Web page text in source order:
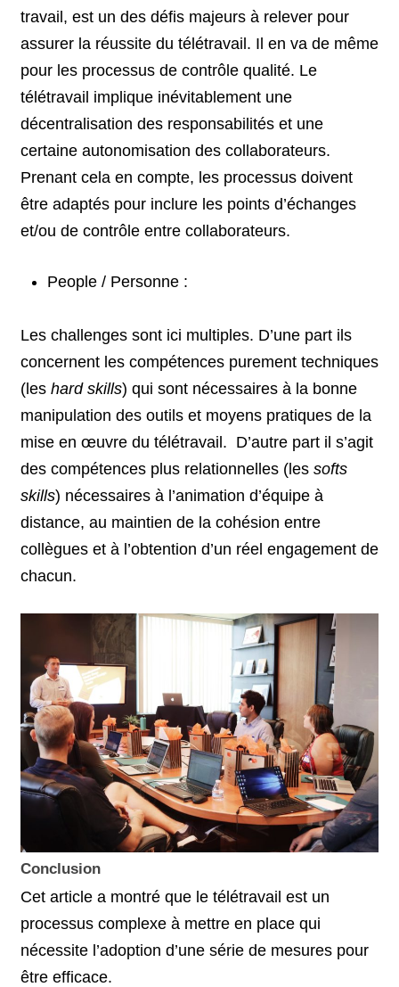
travail, est un des défis majeurs à relever pour
assurer la réussite du télétravail. Il en va de même
pour les processus de contrôle qualité. Le
télétravail implique inévitablement une
décentralisation des responsabilités et une
certaine autonomisation des collaborateurs.
Prenant cela en compte, les processus doivent
être adaptés pour inclure les points d’échanges
et/ou de contrôle entre collaborateurs.
People / Personne :
Les challenges sont ici multiples. D’une part ils
concernent les compétences purement techniques
(les hard skills) qui sont nécessaires à la bonne
manipulation des outils et moyens pratiques de la
mise en œuvre du télétravail. D’autre part il s’agit
des compétences plus relationnelles (les softs
skills) nécessaires à l’animation d’équipe à
distance, au maintien de la cohésion entre
collègues et à l’obtention d’un réel engagement de
chacun.
Conclusion
Cet article a montré que le télétravail est un
processus complexe à mettre en place qui
nécessite l’adoption d’une série de mesures pour
être efficace.